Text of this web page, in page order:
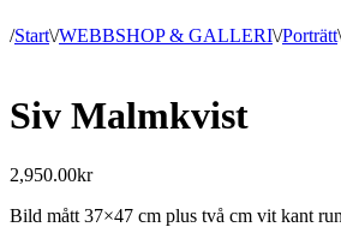
/Start\/WEBBSHOP & GALLERI\/Porträtt\
Siv Malmkvist
2,950.00kr
Bild mått 37×47 cm plus två cm vit kant